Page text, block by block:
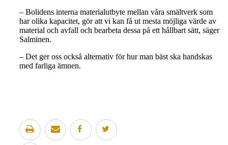
– Bolidens interna materialutbyte mellan våra smältverk som
har olika kapacitet, gör att vi kan få ut mesta möjliga värde av
material och avfall och bearbeta dessa på ett hållbart sätt, säger
Salminen.
– Det ger oss också alternativ för hur man bäst ska handskas
med farliga ämnen.